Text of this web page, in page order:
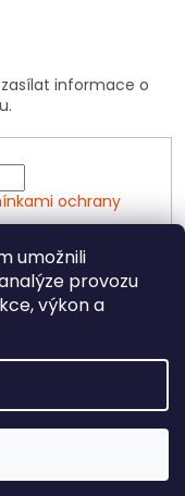
umožnili
provozu
výkon a
informace o
ochrany
. Všechna práva